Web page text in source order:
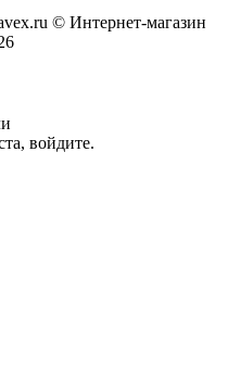
© Интернет-магазин
войдите.